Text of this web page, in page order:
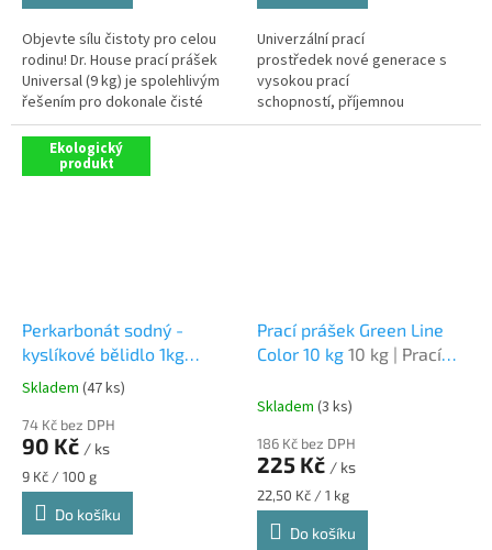
Objevte sílu čistoty pro celou
rodinu! Dr. House prací prášek
Universal (9 kg) je spolehlivým
řešením pro dokonale čisté
prádlo. Jeho univerzální složení
si poradí s odolnými...
Univerzální prací
prostředek nové generace s
vysokou prací
schopností, příjemnou
dlouhotrvající vůní a s obsahem
Ekologický
produkt
Perkarbonát sodný -
kyslíkové bělidlo 1kg
kyslíkové bělidlo,
odstraňovač skvrn,
ekologické praní
Průměrné
produktu
je
5,0
z
hvězdiček.
Skladem (47 ks)
74 Kč bez DPH
90 Kč / ks
Měrná
cena:
9 Kč / 100 g
Do košíku
Prací prášek Green Line
Color 10 kg 10 kg | Prací
Skladem (3 ks)
186 Kč bez DPH
225 Kč / ks
Měrná
cena:
22,50 Kč / 1 kg
Do košíku